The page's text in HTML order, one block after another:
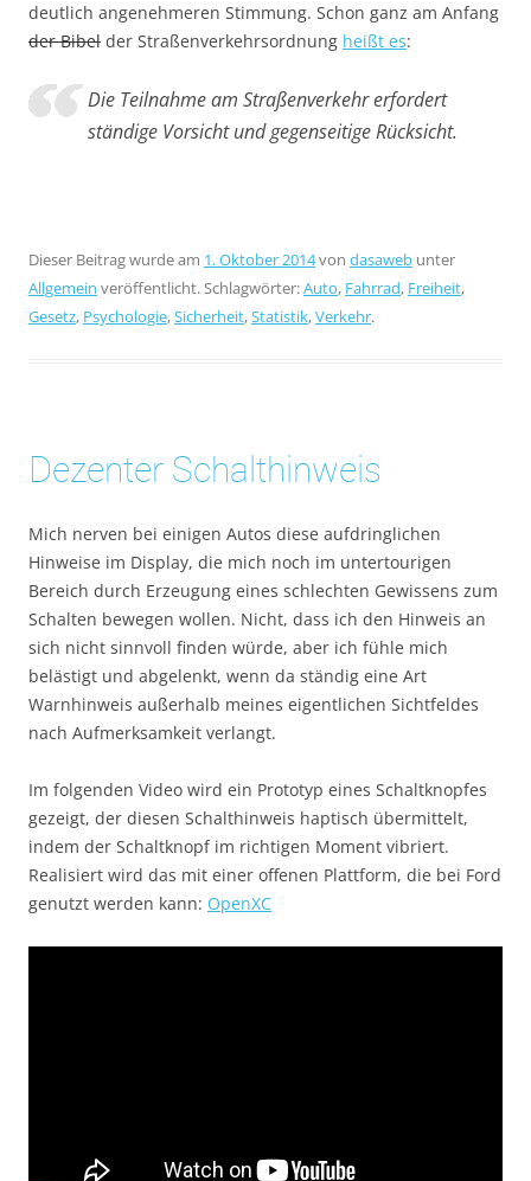
deutlich angenehmeren Stimmung. Schon ganz am Anfang
der Bibel der Straßenverkehrsordnung heißt es:
Die Teilnahme am Straßenverkehr erfordert
ständige Vorsicht und gegenseitige Rücksicht.
Dieser Beitrag wurde am 1. Oktober 2014von dasaweb unter
Allgemein veröffentlicht. Schlagwörter:Auto, Fahrrad, Freiheit,
Gesetz, Psychologie,Sicherheit,Statistik,Verkehr.
Dezenter Schalthinweis
Mich nerven bei einigen Autos diese aufdringlichen
Hinweise im Display, die mich noch im untertourigen
Bereich durch Erzeugung eines schlechten Gewissens zum
Schalten bewegen wollen. Nicht, dass ich den Hinweis an
sich nicht sinnvoll finden würde, aber ich fühle mich
belästigt und abgelenkt, wenn da ständig eine Art
Warnhinweis außerhalb meines eigentlichen Sichtfeldes
nach Aufmerksamkeit verlangt.
Im folgenden Video wird ein Prototyp eines Schaltknopfes
gezeigt, der diesen Schalthinweis haptisch übermittelt,
indem der Schaltknopf im richtigen Moment vibriert.
Realisiert wird das mit einer offenen Plattform, die bei Ford
genutzt werden kann: OpenXC